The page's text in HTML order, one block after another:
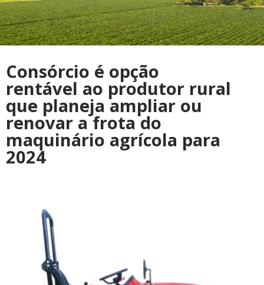
Consórcio é opção
rentável ao produtor rural
que planeja ampliar ou
renovar a frota do
maquinário agrícola para
2024